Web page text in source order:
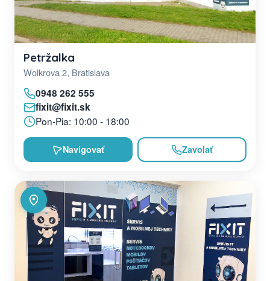
Petržalka
Wolkrova 2, Bratislava
0948 262 555
fixit@fixit.sk
Pon-Pia: 10:00 - 18:00
Navigovať Zavolať